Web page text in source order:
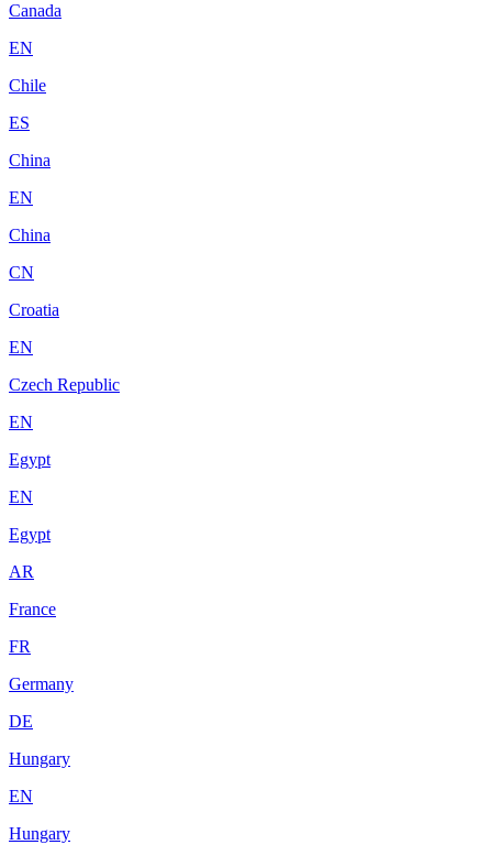
Canada
EN
Chile
ES
China
EN
China
CN
Croatia
EN
Czech Republic
EN
Egypt
EN
Egypt
AR
France
FR
Germany
DE
Hungary
EN
Hungary